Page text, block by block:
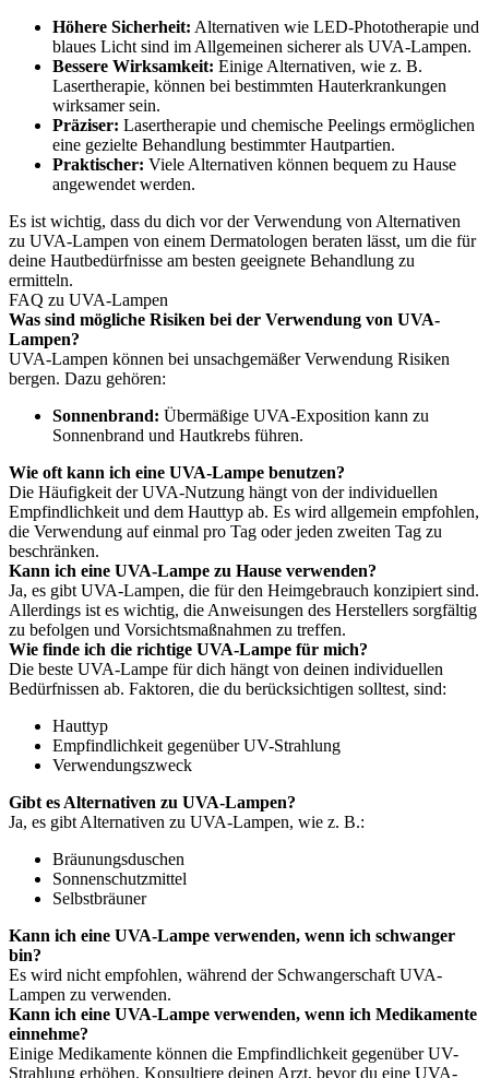
Höhere Sicherheit: Alternativen wie LED-Phototherapie und
blaues Licht sind im Allgemeinen sicherer als UVA-Lampen.
Bessere Wirksamkeit: Einige Alternativen, wie z. B.
Lasertherapie, können bei bestimmten Hauterkrankungen
wirksamer sein.
Präziser: Lasertherapie und chemische Peelings ermöglichen
eine gezielte Behandlung bestimmter Hautpartien.
Praktischer: Viele Alternativen können bequem zu Hause
angewendet werden.
Es ist wichtig, dass du dich vor der Verwendung von Alternativen
zu UVA-Lampen von einem Dermatologen beraten lässt, um die für
deine Hautbedürfnisse am besten geeignete Behandlung zu
ermitteln.
FAQ zu UVA-Lampen
Was sind mögliche Risiken bei der Verwendung von UVA-
Lampen?
UVA-Lampen können bei unsachgemäßer Verwendung Risiken
bergen. Dazu gehören:
Sonnenbrand: Übermäßige UVA-Exposition kann zu
Sonnenbrand und Hautkrebs führen.
Wie oft kann ich eine UVA-Lampe benutzen?
Die Häufigkeit der UVA-Nutzung hängt von der individuellen
Empfindlichkeit und dem Hauttyp ab. Es wird allgemein empfohlen,
die Verwendung auf einmal pro Tag oder jeden zweiten Tag zu
beschränken.
Kann ich eine UVA-Lampe zu Hause verwenden?
Ja, es gibt UVA-Lampen, die für den Heimgebrauch konzipiert sind.
Allerdings ist es wichtig, die Anweisungen des Herstellers sorgfältig
zu befolgen und Vorsichtsmaßnahmen zu treffen.
Wie finde ich die richtige UVA-Lampe für mich?
Die beste UVA-Lampe für dich hängt von deinen individuellen
Bedürfnissen ab. Faktoren, die du berücksichtigen solltest, sind:
Hauttyp
Empfindlichkeit gegenüber UV-Strahlung
Verwendungszweck
Gibt es Alternativen zu UVA-Lampen?
Ja, es gibt Alternativen zu UVA-Lampen, wie z. B.:
Bräunungsduschen
Sonnenschutzmittel
Selbstbräuner
Kann ich eine UVA-Lampe verwenden, wenn ich schwanger
bin?
Es wird nicht empfohlen, während der Schwangerschaft UVA-
Lampen zu verwenden.
Kann ich eine UVA-Lampe verwenden, wenn ich Medikamente
einnehme?
Einige Medikamente können die Empfindlichkeit gegenüber UV-
Strahlung erhöhen. Konsultiere deinen Arzt, bevor du eine UVA-